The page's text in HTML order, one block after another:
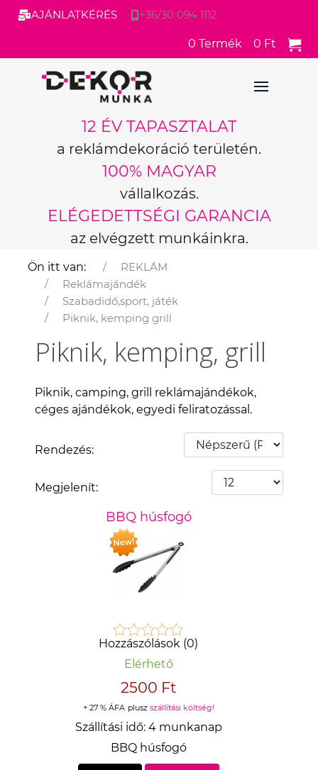
AJÁNLATKÉRÉS +36/30 094 1112
0 Termék 0 Ft
12 ÉV TAPASZTALAT
a reklámdekoráció területén.
100% MAGYAR
vállalkozás.
ELÉGEDETTSÉGI GARANCIA
az elvégzett munkáinkra.
Ön itt van:
REKLÁM
Reklámajándék
Szabadidő,sport, játék
Piknik, kemping grill
Piknik, kemping, grill
Piknik, camping, grill reklámajándékok,
céges ajándékok, egyedi feliratozással.
Rendezés:
Megjelenít:
BBQ húsfogó
Hozzászólások (0)
Elérhető
2500 Ft
+ 27 % ÁFA plusz szállítási költség!
Szállítási idő: 4 munkanap
BBQ húsfogó